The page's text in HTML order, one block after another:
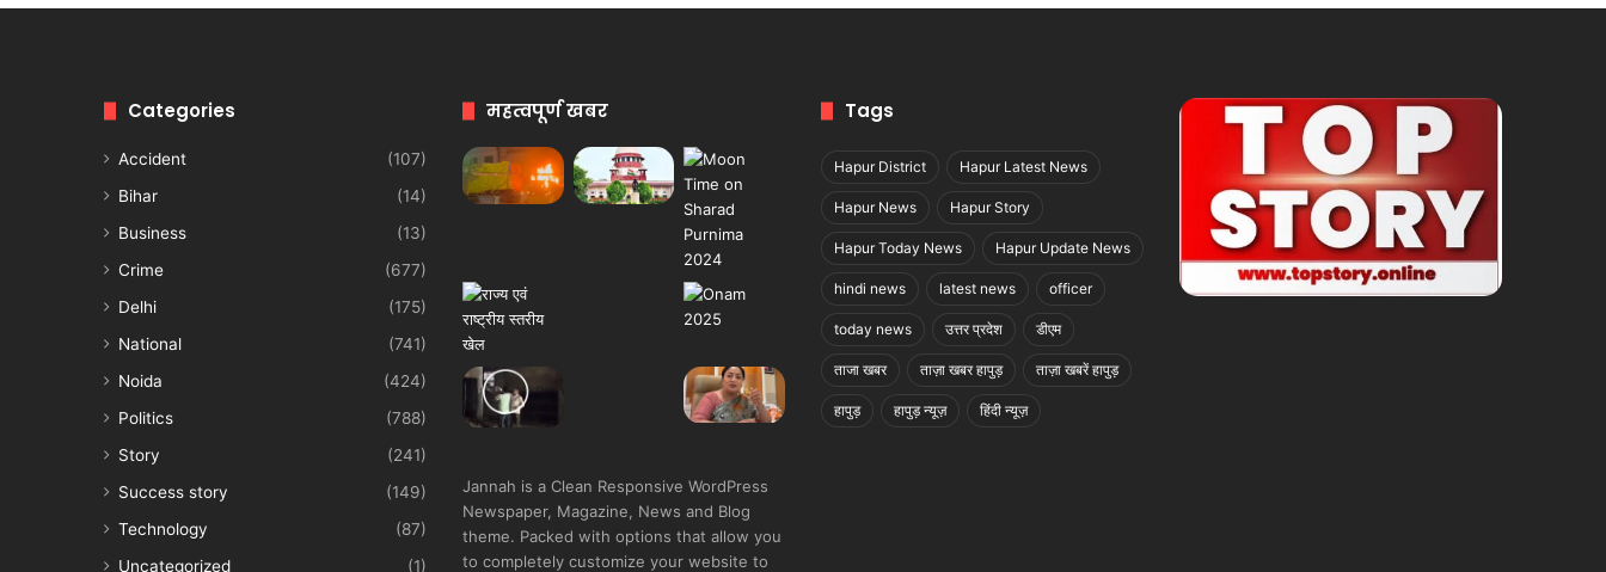
Categories
Accident
(107)
Bihar
(14)
Business
(13)
Crime
(677)
Delhi
(175)
National
(741)
Noida
(424)
Politics
(788)
Story
(241)
Success story
(149)
Technology
(87)
Uncategorized
(1)
महत्वपूर्ण खबर
Jannah is a Clean Responsive WordPress
Newspaper, Magazine, News and Blog
theme. Packed with options that allow you
to completely customize your website to
Tags
Hapur District Hapur Latest News
Hapur News Hapur Story
Hapur Today News Hapur Update News
hindi news latest news officer
today news उत्तर प्रदेश डीएम
ताजा खबर ताज़ा खबर हापुड़ ताज़ा खबरें हापुड़
हापुड़ हापुड़ न्यूज़ हिंदी न्यूज़